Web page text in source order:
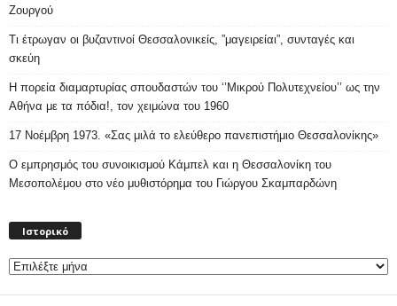
Ζουργού
Τι έτρωγαν οι βυζαντινοί Θεσσαλονικείς, ”μαγειρείαι”, συνταγές και
σκεύη
Η πορεία διαμαρτυρίας σπουδαστών του ‘’Μικρού Πολυτεχνείου’’ ως την
Αθήνα με τα πόδια!, τον χειμώνα του 1960
17 Νοέμβρη 1973. «Σας μιλά το ελεύθερο πανεπιστήμιο Θεσσαλονίκης»
Ο εμπρησμός του συνοικισμού Κάμπελ και η Θεσσαλονίκη του
Μεσοπολέμου στο νέο μυθιστόρημα του Γιώργου Σκαμπαρδώνη
Ιστορικό